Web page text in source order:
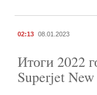
02:13 08.01.2023
Итоги 2022
Superjet New